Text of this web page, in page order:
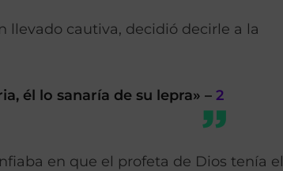
llevado cautiva, decidió decirle a la
él lo sanaría de su lepra» –2
en que el profeta de Dios tenía el